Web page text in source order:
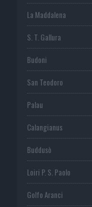
La Maddalena
S. T. Gallura
Budoni
San Teodoro
Palau
Calangianus
Buddusò
Loiri P. S. Paolo
Golfo Aranci